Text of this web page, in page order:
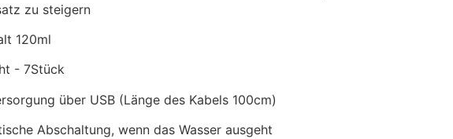
zu steigern
120ml
- 7Stück
über USB (Länge des Kabels 100cm)
Abschaltung, wenn das Wasser ausgeht